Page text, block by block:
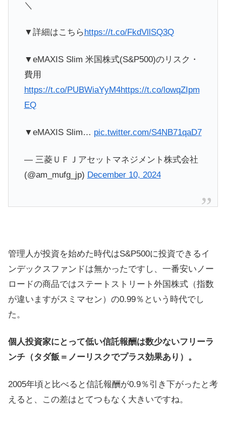
＼
▼詳細はこちら https://t.co/FkdVllSQ3Q
▼eMAXIS Slim 米国株式(S&P500)のリスク・
費用
https://t.co/PUBWiaYyM4https://t.co/lowqZIpm
EQ
▼eMAXIS Slim… pic.twitter.com/S4NB71qaD7
— 三菱ＵＦＪアセットマネジメント株式会社
(@am_mufg_jp) December 10, 2024
管理人が投資を始めた時代はS&P500に投資できるイ
ンデックスファンドは無かったですし、一番安いノー
ロードの商品ではステートストリート外国株式（指数
が違いますがスミマセン）の0.99％という時代でし
た。
個人投資家にとって低い信託報酬は数少ないフリーラ
ンチ（タダ飯＝ノーリスクでプラス効果あり）。
2005年頃と比べると信託報酬が0.9％引き下がったと考
えると、この差はとてつもなく大きいですね。